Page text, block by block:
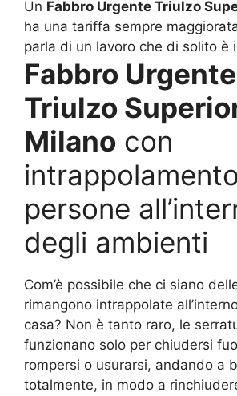
Un Fabbro Urgente Triulzo
ha una tariffa sempre
parla di un lavoro che di solito è
Fabbro Urgente
Triulzo
Milano con
persone
degli ambienti
Com’è possibile che ci siano
rimangono intrappolate
casa? Non è tanto raro, le
funzionano solo per chiudersi
rompersi o usurarsi, andando a
totalmente, in modo a